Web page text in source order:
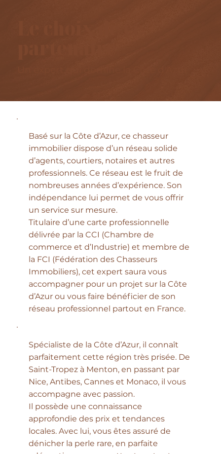
Basé sur la Côte d’Azur, ce chasseur
immobilier dispose d’un réseau solide
d’agents, courtiers, notaires et autres
professionnels. Ce réseau est le fruit de
nombreuses années d’expérience. Son
indépendance lui permet de vous offrir
un service sur mesure.
Titulaire d’une carte professionnelle
délivrée par la CCI (Chambre de
commerce et d’Industrie) et membre de
la FCI (Fédération des Chasseurs
Immobiliers), cet expert saura vous
accompagner pour un projet sur la Côte
d’Azur ou vous faire bénéficier de son
réseau professionnel partout en France.
Spécialiste de la Côte d’Azur, il connaît
parfaitement cette région très prisée. De
Saint-Tropez à Menton, en passant par
Nice, Antibes, Cannes et Monaco, il vous
accompagne avec passion.
Il possède une connaissance
approfondie des prix et tendances
locales. Avec lui, vous êtes assuré de
dénicher la perle rare, en parfaite